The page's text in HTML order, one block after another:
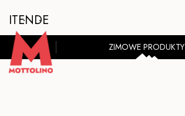
ITENDE
ZIMOWE PRODUKTY